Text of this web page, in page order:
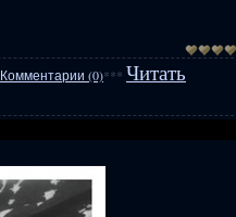
Комментарии (0)*** Читать